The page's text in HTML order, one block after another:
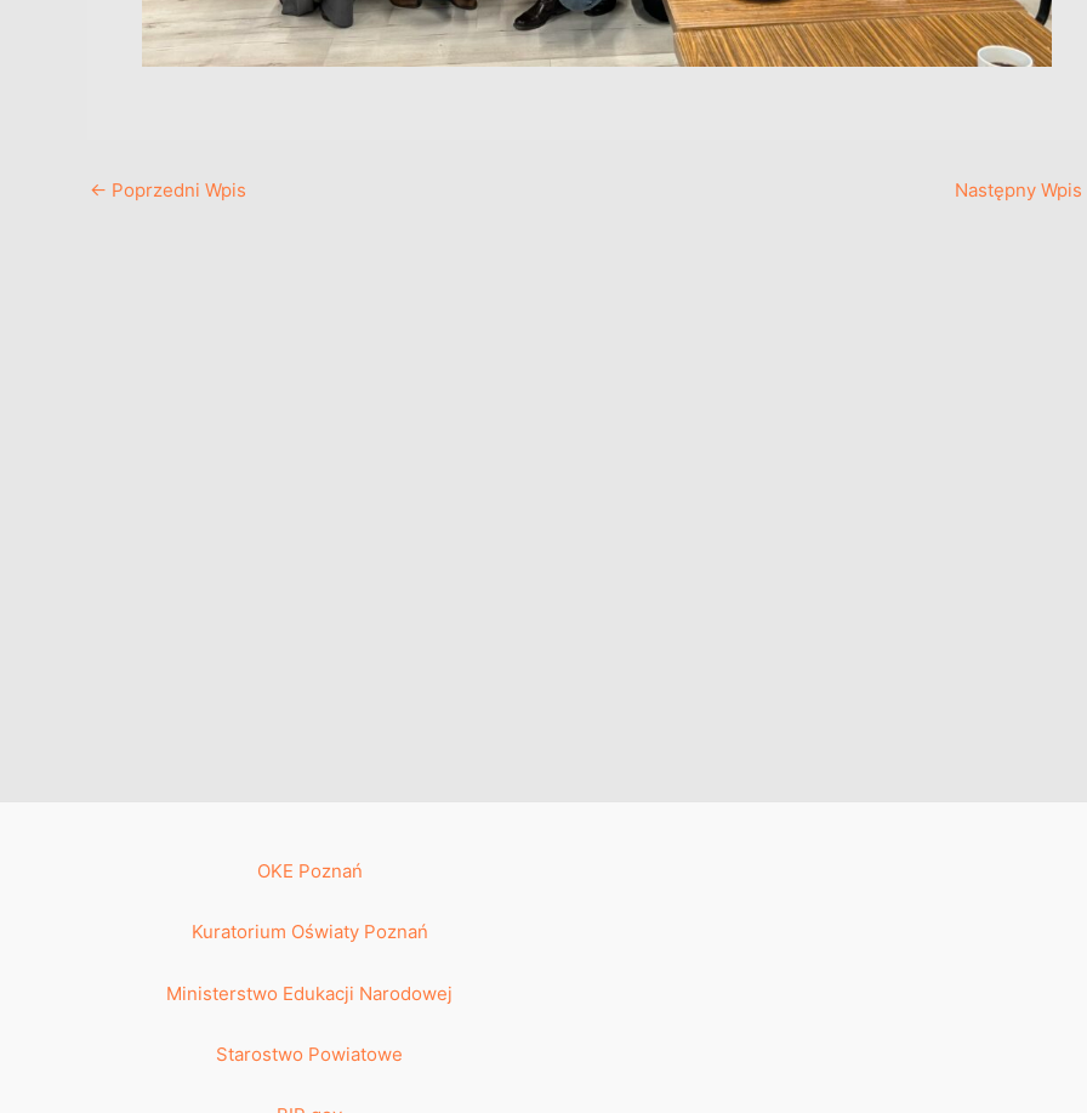
← Poprzedni Wpis Następny Wpis
OKE Poznań
Kuratorium Oświaty Poznań
Ministerstwo Edukacji Narodowej
Starostwo Powiatowe